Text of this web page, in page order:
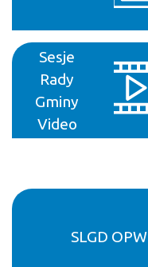
Sesje
Rady
Gminy
Video
SLGD OPW